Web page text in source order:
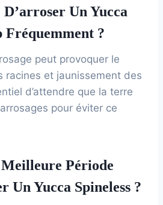
Un Yucca
Fréquemment ?
peut provoquer le
racines et jaunissement des
d’attendre que la terre
pour éviter ce
Période
Un Yucca Spineless ?